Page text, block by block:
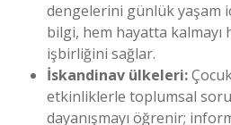
dengelerini günlük yaşam
bilgi, hem hayatta kalmayı
işbirliğini sağlar.
İskandinav ülkeleri:
etkinliklerle toplumsal
dayanışmayı öğrenir;